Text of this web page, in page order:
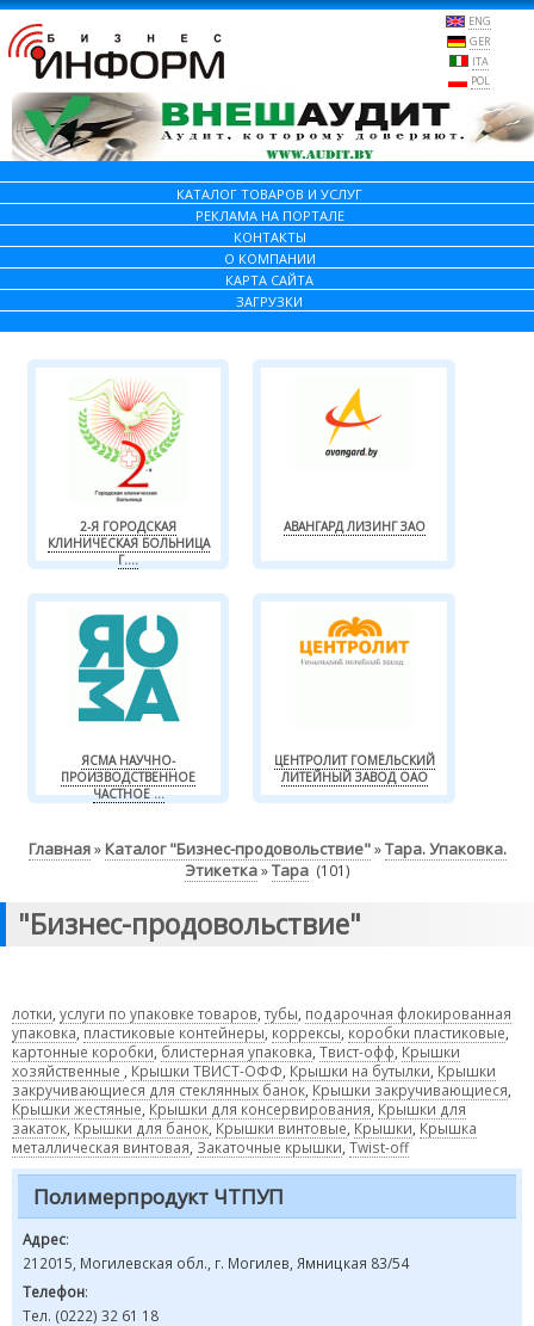
ENG
GER
ITA
POL
КАТАЛОГ ТОВАРОВ И УСЛУГ
РЕКЛАМА НА ПОРТАЛЕ
КОНТАКТЫ
О КОМПАНИИ
КАРТА САЙТА
ЗАГРУЗКИ
2-Я ГОРОДСКАЯ
КЛИНИЧЕСКАЯ БОЛЬНИЦА
Г....
АВАНГАРД ЛИЗИНГ ЗАО
ЯСМА НАУЧНО-
ПРОИЗВОДСТВЕННОЕ
ЧАСТНОЕ ...
ЦЕНТРОЛИТ ГОМЕЛЬСКИЙ
ЛИТЕЙНЫЙ ЗАВОД ОАО
Главная» Каталог "Бизнес-продовольствие"»Тара. Упаковка.
Этикетка»Тара(101)
"Бизнес-продовольствие"
лотки услуги по упаковке товаров тубы подарочная флокированная
упаковка пластиковые контейнеры коррексы коробки пластиковые
картонные коробки блистерная упаковка Твист-офф Крышки
хозяйственные
Крышки ТВИСТ-ОФФ Крышки на бутылки Крышки
закручивающиеся для стеклянных банок Крышки закручивающиеся
Крышки жестяные Крышки для консервирования Крышки для
закаток Крышки для банок Крышки винтовые Крышки Крышка
металлическая винтовая Закаточные крышки Twist-off
Полимерпродукт ЧТПУП
Адрес:
212015, Могилевская обл., г. Могилев, Ямницкая 83/54
Телефон:
Тел. (0222) 32 61 18